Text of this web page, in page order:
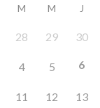
M M J
28 29 30
4 5 6
11 12 13